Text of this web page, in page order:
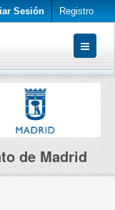
Sesión Registro
de Madrid